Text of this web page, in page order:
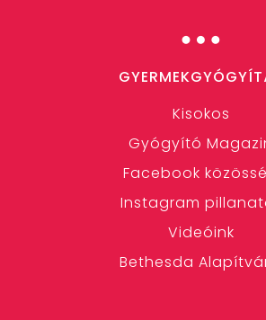
…
Kisokos
Gyógyító
Facebook
Instagram
Videóink
Bethesda